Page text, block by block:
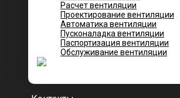
Расчет вентиляции
Проектирование вентиляции
Автоматика вентиляции
Пусконаладка вентиляции
Паспортизация вентиляции
Обслуживание вентиляции